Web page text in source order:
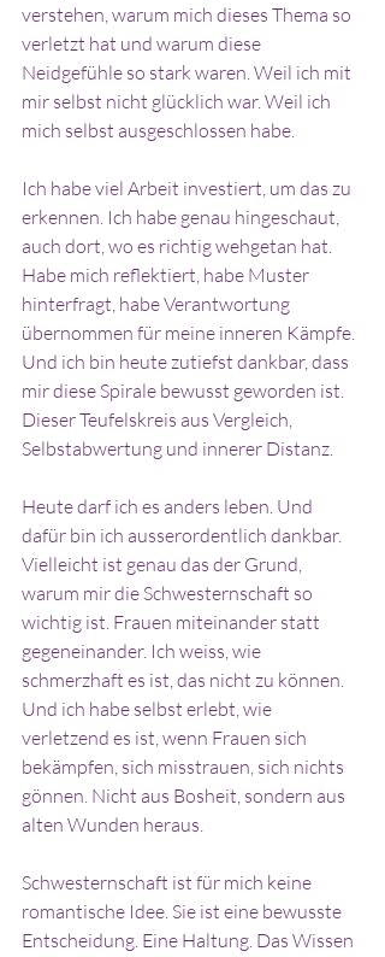
verstehen, warum mich dieses Thema so
verletzt hat und warum diese
Neidgefühle so stark waren. Weil ich mit
mir selbst nicht glücklich war. Weil ich
mich selbst ausgeschlossen habe.
Ich habe viel Arbeit investiert, um das zu
erkennen. Ich habe genau hingeschaut,
auch dort, wo es richtig wehgetan hat.
Habe mich reflektiert, habe Muster
hinterfragt, habe Verantwortung
übernommen für meine inneren Kämpfe.
Und ich bin heute zutiefst dankbar, dass
mir diese Spirale bewusst geworden ist.
Dieser Teufelskreis aus Vergleich,
Selbstabwertung und innerer Distanz.
Heute darf ich es anders leben. Und
dafür bin ich ausserordentlich dankbar.
Vielleicht ist genau das der Grund,
warum mir die Schwesternschaft so
wichtig ist. Frauen miteinander statt
gegeneinander. Ich weiss, wie
schmerzhaft es ist, das nicht zu können.
Und ich habe selbst erlebt, wie
verletzend es ist, wenn Frauen sich
bekämpfen, sich misstrauen, sich nichts
gönnen. Nicht aus Bosheit, sondern aus
alten Wunden heraus.
Schwesternschaft ist für mich keine
romantische Idee. Sie ist eine bewusste
Entscheidung. Eine Haltung. Das Wissen